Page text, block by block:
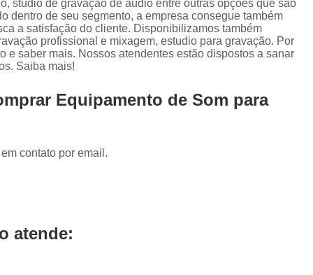
Locução de Rádio Locução em Off
Locução para Propaganda
Locução Publicitária
Locução Rádio
Mixagem Studio
áudio Produtora
studio de gravação de audio entre outras opções que são
dentro de seu segmento, a empresa consegue também
a satisfação do cliente. Disponibilizamos também
profissional e mixagem, estudio para gravação. Por
e saber mais. Nossos atendentes estão dispostos a sanar
Saiba mais!
Equipamento de Som para
contato por email.
atende: